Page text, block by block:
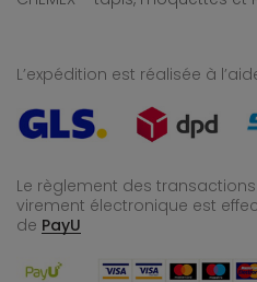
L’expédition est réalisée à
Le règlement des
virement électronique est
de PayU